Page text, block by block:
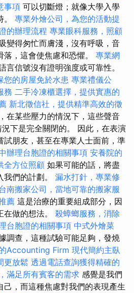
事項 可以切斷燈；就像大學入學
。 專業外燴公司，為您的活動提
的辦理流程 專業眼科服務，照顧
變得匆忙而膚淺，沒有呼吸，音
，這會使焦慮和恐懼。 專業網
言信號沒有證明強度或可靠性。
您的房屋免於水患 專業禮儀公
務 二手冷凍櫃選擇，提供實惠的
新北徵信社，提供精準高效的徵
在某些壓力的情況下，這些聲音
況下是完全關閉的。 因此，在表演
試朋友，甚至在專業人士面前，準
辦理台胞證的相關事項 安養院的
全方位照顧 如果可能的話，將盡
們的計劃。 漏水打針，專業修
南搬家公司，當地可靠的搬家服
薦 這是治療的重要組成部分，因
做的想法。 殺蟑螂服務，消除
台胞證的相關事項 中式外燴菜
調查，這種試驗可能足夠，發燒
Accounting Firm 現代簡約主臥
更放鬆 透過電話查詢獲得精確的
滿足所有賓客的需求 感覺是我們
己，而這種焦慮對我們的表現產生